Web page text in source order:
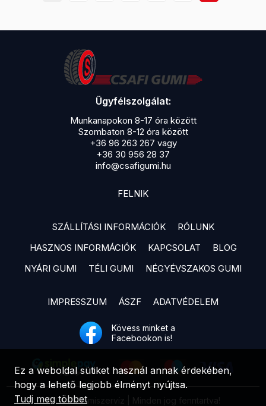
Ügyfélszolgálat:
Munkanapokon 8-17 óra között
Szombaton 8-12 óra között
+36 96 263 267 vagy
+36 30 956 28 37
info@csafigumi.hu
FELNIK
SZÁLLÍTÁSI INFORMÁCIÓK
RÓLUNK
HASZNOS INFORMÁCIÓK
KAPCSOLAT
BLOG
NYÁRI GUMI
TÉLI GUMI NÉGYÉVSZAKOS GUMI
IMPRESSZUM ÁSZF ADATVÉDELEM
Kövess minket a
Facebookon is!
© Csafi Gumiszervíz | Minden jog fenntartva!
Ez a weboldal sütiket használ annak érdekében,
hogy a lehető legjobb élményt nyújtsa.
Tudj meg többet